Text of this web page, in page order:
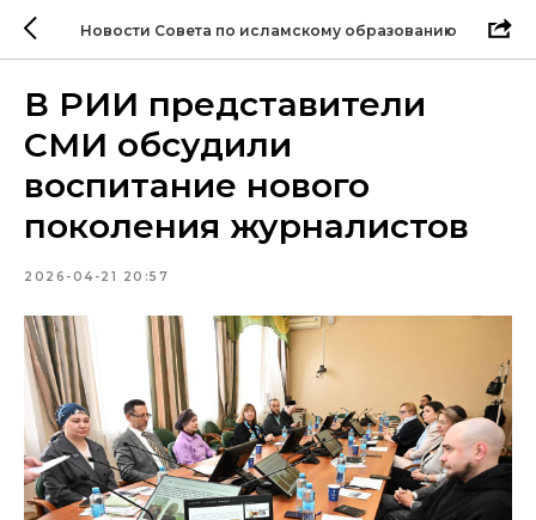
Новости Совета по исламскому образованию
В РИИ представители
СМИ обсудили
воспитание нового
поколения журналистов
2026-04-21 20:57